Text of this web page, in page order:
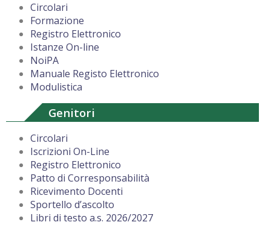
Circolari
Formazione
Registro Elettronico
Istanze On-line
NoiPA
Manuale Registo Elettronico
Modulistica
Genitori
Circolari
Iscrizioni On-Line
Registro Elettronico
Patto di Corresponsabilità
Ricevimento Docenti
Sportello d’ascolto
Libri di testo a.s. 2026/2027